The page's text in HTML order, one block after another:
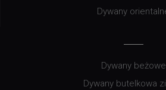
Dywany
Dywany beżowe
Dywany butelkowa